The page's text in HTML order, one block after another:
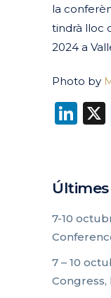
la
tindrà lloc
2024 a
Photo by
7-10
7 – 10